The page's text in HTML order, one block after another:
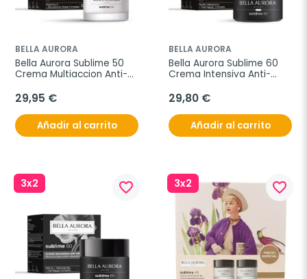
BELLA AURORA
Bella Aurora Sublime 50
Crema Multiaccion Anti-
29,95 €
Añadir al carrito
BELLA AURORA
Bella Aurora Sublime 60
Crema Intensiva Anti-
29,80 €
Añadir al carrito
3x2 favorite_border 3x2 favorite_border